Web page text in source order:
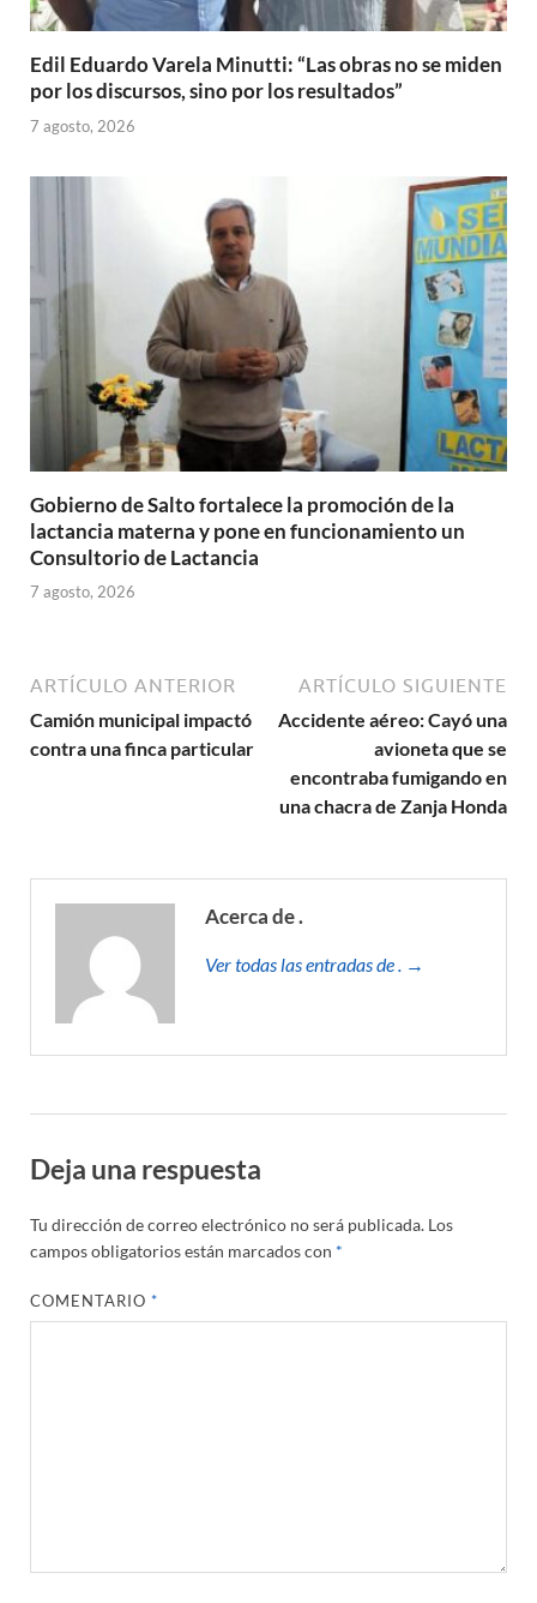
Edil Eduardo Varela Minutti: “Las obras no se miden
por los discursos, sino por los resultados”
7 agosto, 2026
Gobierno de Salto fortalece la promoción de la
lactancia materna y pone en funcionamiento un
Consultorio de Lactancia
7 agosto, 2026
ARTÍCULO ANTERIOR
Camión municipal impactó
contra una finca particular
ARTÍCULO SIGUIENTE
Accidente aéreo: Cayó una
avioneta que se
encontraba fumigando en
una chacra de Zanja Honda
Acerca de .
Ver todas las entradas de . →
Deja una respuesta
Tu dirección de correo electrónico no será publicada. Los
campos obligatorios están marcados con *
COMENTARIO*